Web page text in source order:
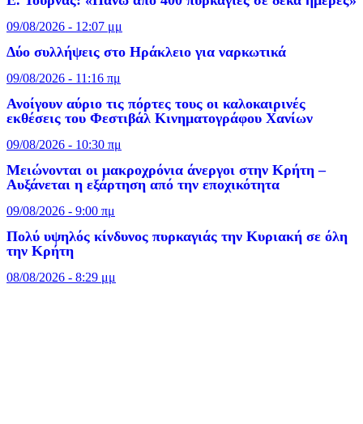
09/08/2026 - 12:07 μμ
Δύο συλλήψεις στο Ηράκλειο για ναρκωτικά
09/08/2026 - 11:16 πμ
Ανοίγουν αύριο τις πόρτες τους οι καλοκαιρινές
εκθέσεις του Φεστιβάλ Κινηματογράφου Χανίων
09/08/2026 - 10:30 πμ
Μειώνονται οι μακροχρόνια άνεργοι στην Κρήτη –
Αυξάνεται η εξάρτηση από την εποχικότητα
09/08/2026 - 9:00 πμ
Πολύ υψηλός κίνδυνος πυρκαγιάς την Κυριακή σε όλη
την Κρήτη
08/08/2026 - 8:29 μμ